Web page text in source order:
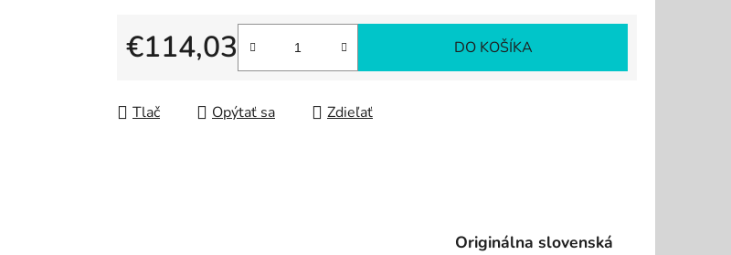
€114,03 DO KOŠÍKA
Tlač Opýtať sa Zdieľať
Originálna slovenská